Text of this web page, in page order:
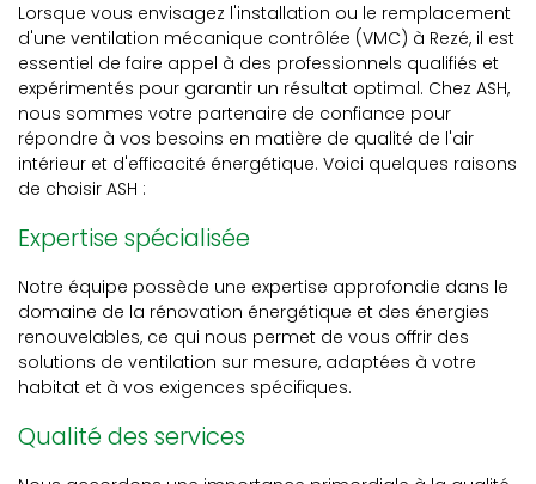
Lorsque vous envisagez l'installation ou le remplacement
d'une ventilation mécanique contrôlée (VMC) à Rezé, il est
essentiel de faire appel à des professionnels qualifiés et
expérimentés pour garantir un résultat optimal. Chez ASH,
nous sommes votre partenaire de confiance pour
répondre à vos besoins en matière de qualité de l'air
intérieur et d'efficacité énergétique. Voici quelques raisons
de choisir ASH :
Expertise spécialisée
Notre équipe possède une expertise approfondie dans le
domaine de la rénovation énergétique et des énergies
renouvelables, ce qui nous permet de vous offrir des
solutions de ventilation sur mesure, adaptées à votre
habitat et à vos exigences spécifiques.
Qualité des services